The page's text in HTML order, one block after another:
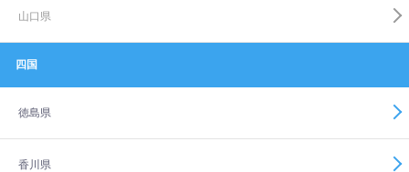
山口県
四国
徳島県
香川県